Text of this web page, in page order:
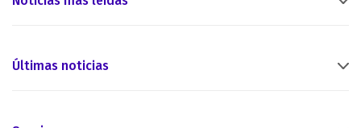
Últimas noticias